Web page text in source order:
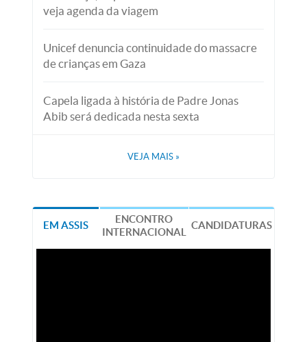
veja agenda da viagem
Unicef denuncia continuidade do massacre
de crianças em Gaza
Capela ligada à história de Padre Jonas
Abib será dedicada nesta sexta
VEJA MAIS »
EM ASSIS
ENCONTRO
INTERNACIONAL
CANDIDATURAS